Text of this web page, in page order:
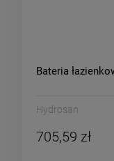
Bateria
Hydrosan
705,59 zł